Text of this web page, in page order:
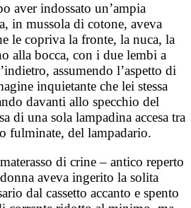
aver indossato un’ampia
in mussola di cotone, aveva
le copriva la fronte, la nuca, la
alla bocca, con i due lembi a
assumendo l’aspetto di
inquietante che lei stessa
davanti allo specchio del
di una sola lampadina accesa tra
fulminate, del lampadario.
di crine – antico reperto
aveva ingerito la solita
dal cassetto accanto e spento